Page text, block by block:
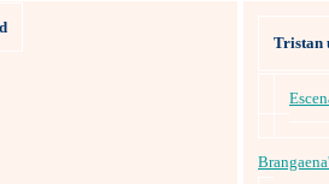
Tristan